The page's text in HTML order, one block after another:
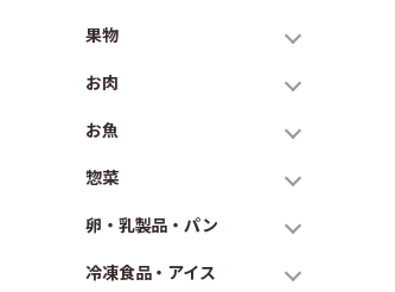
果物
お肉
お魚
惣菜
卵・乳製品・パン
冷凍食品・アイス